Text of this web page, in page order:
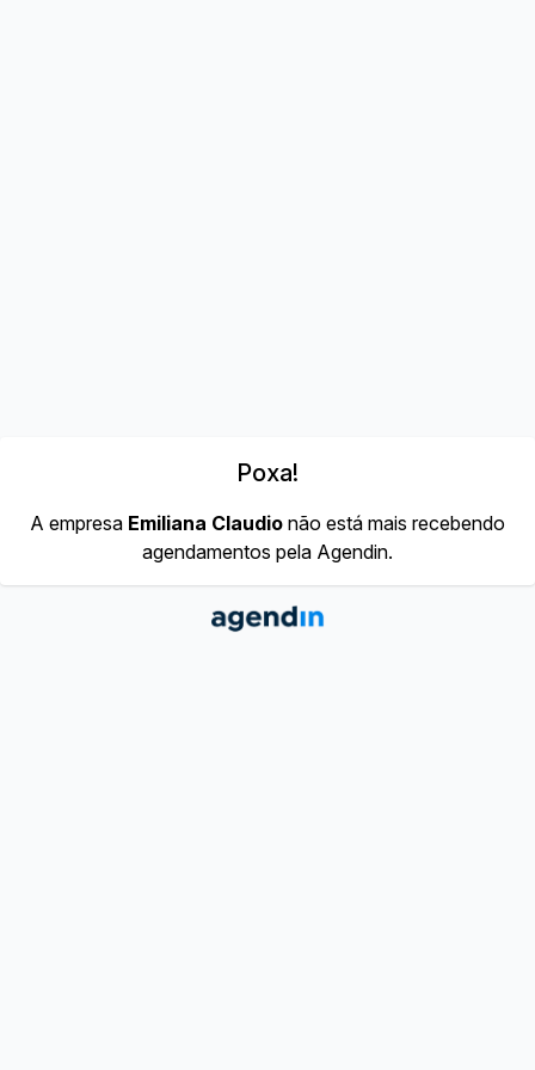
Poxa!
A empresa Emiliana Claudio não está mais recebendo
agendamentos pela Agendin.